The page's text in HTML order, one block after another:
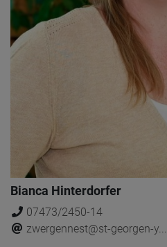
Bianca Hinterdorfer
07473/2450-14
zwergennest@st-georgen-y...